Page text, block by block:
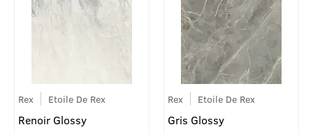
Rex Etoile De Rex
Renoir Glossy
Rex Etoile De Rex
Gris Glossy